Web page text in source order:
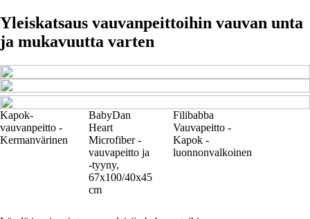
Yleiskatsaus vauvanpeittoihin vauvan unta
ja mukavuutta varten
Kapok-
vauvanpeitto -
Kermanvärinen
BabyDan
Heart
Microfiber -
vauvapeitto ja
-tyyny,
67x100/40x45
cm
Filibabba
Vauvapeitto -
Kapok -
luonnonvalkoinen